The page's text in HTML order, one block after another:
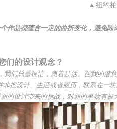
▲纽约
作品都蕴含一定的曲折变化，避免陈
们的设计观念？
我们总是很忙，急着赶活。在我的潜
把设计、生活或者履历，联系在一
的设计带来的挑战，对新的事物有